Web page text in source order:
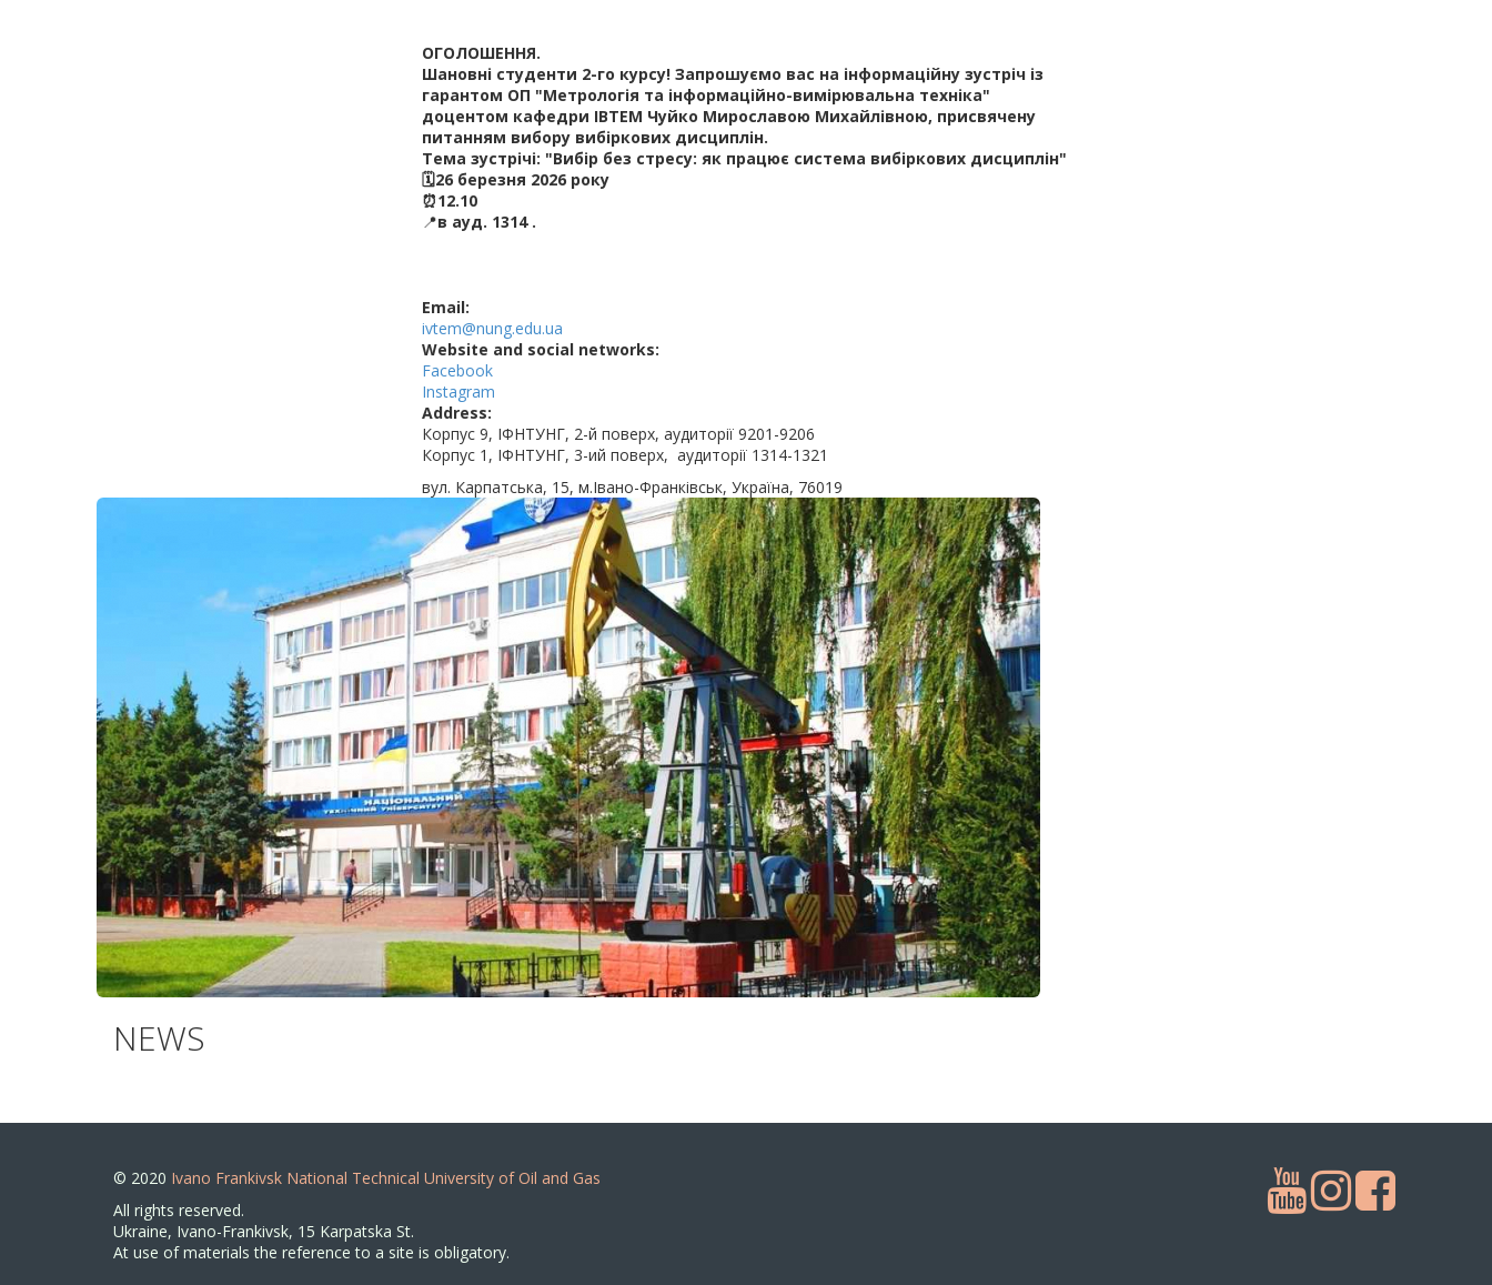
ОГОЛОШЕННЯ.
Шановні студенти 2-го курсу! Запрошуємо вас на інформаційну зустріч із
гарантом ОП "Метрологія та інформаційно-вимірювальна техніка"
доцентом кафедри ІВТЕМ Чуйко Мирославою Михайлівною, присвячену
питанням вибору вибіркових дисциплін.
Тема зустрічі: "Вибір без стресу: як працює система вибіркових дисциплін"
🗓26 березня 2026 року
⏰12.10
📍в ауд. 1314 .
Email:
ivtem@nung.edu.ua
Website and social networks:
Facebook
Instagram
Address:
Корпус 9, ІФНТУНГ, 2-й поверх, аудиторії 9201-9206
Корпус 1, ІФНТУНГ, 3-ий поверх, аудиторії 1314-1321
вул. Карпатська, 15, м.Івано-Франківськ, Україна, 76019
NEWS
© 2020 Ivano Frankivsk National Technical University of Oil and Gas
All rights reserved.
Ukraine, Ivano-Frankivsk, 15 Karpatska St.
At use of materials the reference to a site is obligatory.